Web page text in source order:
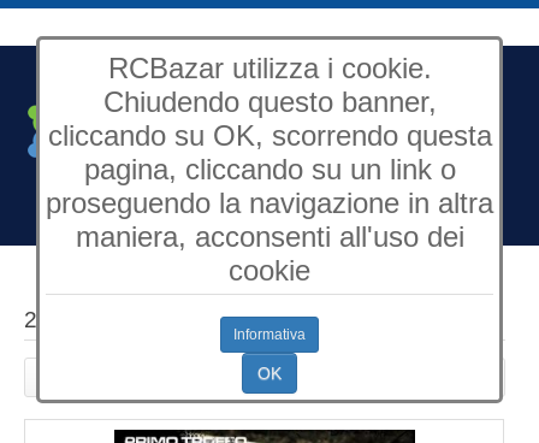
RCBazar utilizza i cookie.
Chiudendo questo banner,
cliccando su OK, scorrendo questa
pagina, cliccando su un link o
proseguendo la navigazione in altra
maniera, acconsenti all'uso dei
cookie
Informativa
OK
Open Source Content
Management
29.04.12 Kyosho 1° Trofeo Carboomodels
Creato: Domenica, 12 Febbraio 2012 16:42